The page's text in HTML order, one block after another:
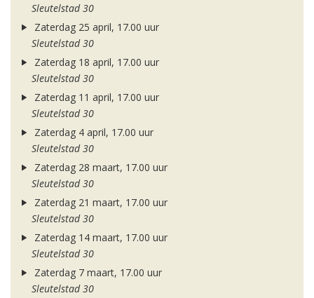
Sleutelstad 30
Zaterdag 25 april, 17.00 uur
Sleutelstad 30
Zaterdag 18 april, 17.00 uur
Sleutelstad 30
Zaterdag 11 april, 17.00 uur
Sleutelstad 30
Zaterdag 4 april, 17.00 uur
Sleutelstad 30
Zaterdag 28 maart, 17.00 uur
Sleutelstad 30
Zaterdag 21 maart, 17.00 uur
Sleutelstad 30
Zaterdag 14 maart, 17.00 uur
Sleutelstad 30
Zaterdag 7 maart, 17.00 uur
Sleutelstad 30